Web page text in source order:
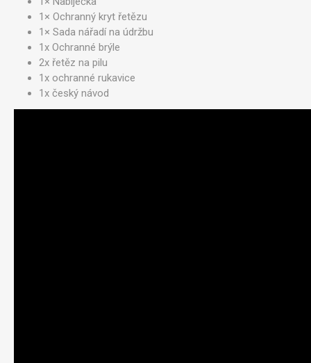
1× Ochranný kryt řetězu
1× Sada nářadí na údržbu
1x Ochranné brýle
2x řetěz na pilu
1x ochranné rukavice
1x český návod